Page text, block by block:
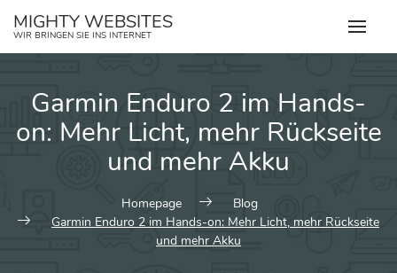
InhaltMIGHTY WEBSITES
WIR BRINGEN SIE INS INTERNET
Garmin Enduro 2 im Hands-
on: Mehr Licht, mehr Rückseite
und mehr Akku
Homepage
Blog
Garmin Enduro 2 im Hands-on: Mehr Licht, mehr Rückseite
und mehr Akku